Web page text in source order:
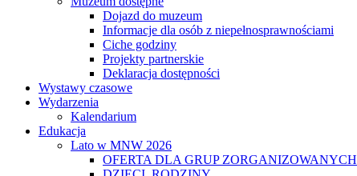
Dojazd do muzeum
Informacje dla osób z niepełnosprawnościami
Ciche godziny
Projekty partnerskie
Deklaracja dostępności
Wystawy czasowe
Wydarzenia
Kalendarium
Edukacja
Lato w MNW 2026
OFERTA DLA GRUP ZORGANIZOWANYCH